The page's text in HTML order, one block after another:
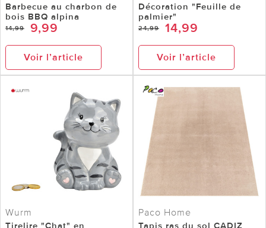
Barbecue au charbon de
bois BBQ alpina
14,99 9,99
Voir l’article
Décoration "Feuille de
palmier"
24,99 14,99
Voir l’article
Wurm
Tirelire "Chat" en
Paco Home
Tapis ras du sol CADIZ